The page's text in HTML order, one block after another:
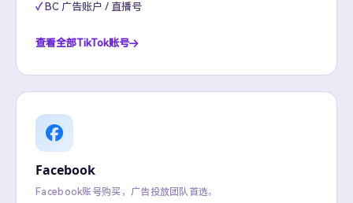
BC 广告账户 / 直播号
查看全部TikTok账号
Facebook
Facebook账号购买，广告投放团队首选。